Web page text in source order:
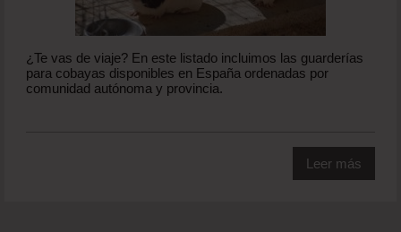
¿Te vas de viaje? En este listado incluimos las guarderías
para cobayas disponibles en España ordenadas por
comunidad autónoma y provincia.
Leer más